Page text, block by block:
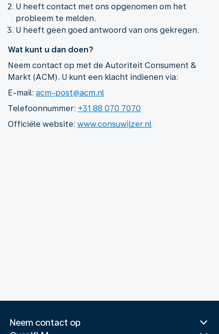
U heeft contact met ons opgenomen om het
probleem te melden.
U heeft geen goed antwoord van ons gekregen.
Wat kunt u dan doen?
Neem contact op met de Autoriteit Consument &
Markt (ACM). U kunt een klacht indienen via:
E-mail: acm-post@acm.nl
Telefoonnummer: +31 88 070 7070
Officiële website: www.consuwijzer.nl
Neem contact op